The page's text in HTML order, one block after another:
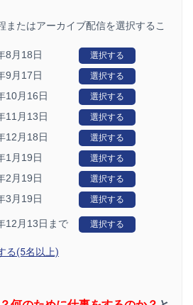
またはアーカイブ配信を選択するこ
8月18日 選択する
9月17日 選択する
10月16日 選択する
11月13日 選択する
12月18日 選択する
1月19日 選択する
2月19日 選択する
3月19日 選択する
12月13日まで 選択する
る(5名以上)